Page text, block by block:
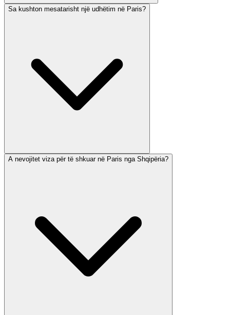
Sa kushton mesatarisht një udhëtim në Paris?
A nevojitet viza për të shkuar në Paris nga Shqipëria?